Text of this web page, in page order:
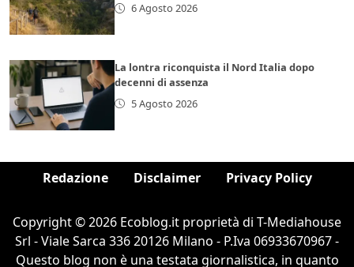
6 Agosto 2026
La lontra riconquista il Nord Italia dopo
decenni di assenza
5 Agosto 2026
Redazione Disclaimer Privacy Policy
Copyright © 2026 Ecoblog.it proprietà di T-Mediahouse
Srl - Viale Sarca 336 20126 Milano - P.Iva 06933670967 -
Questo blog non è una testata giornalistica, in quanto